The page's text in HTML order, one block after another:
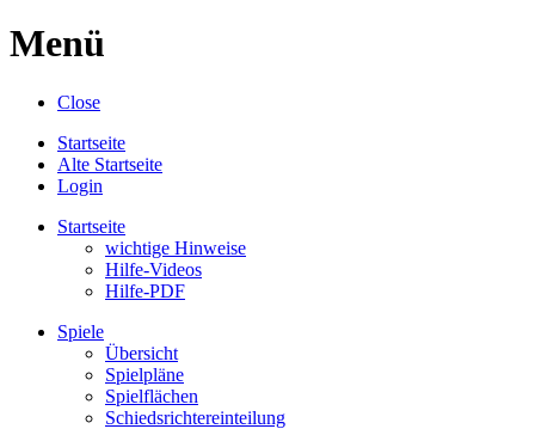
Menü
Close
Startseite
Alte Startseite
Login
Startseite
wichtige Hinweise
Hilfe-Videos
Hilfe-PDF
Spiele
Übersicht
Spielpläne
Spielflächen
Schiedsrichtereinteilung